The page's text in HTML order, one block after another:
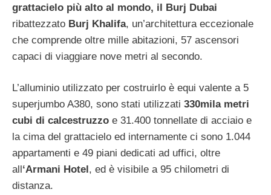
grattacielo più alto al mondo, il Burj Dubai
ribattezzato Burj Khalifa, un’architettura eccezionale
che comprende oltre mille abitazioni, 57 ascensori
capaci di viaggiare nove metri al secondo.
L’alluminio utilizzato per costruirlo è equi valente a 5
superjumbo A380, sono stati utilizzati 330mila metri
cubi di calcestruzzo e 31.400 tonnellate di acciaio e
la cima del grattacielo ed internamente ci sono 1.044
appartamenti e 49 piani dedicati ad uffici, oltre
all ‘Armani Hotel , ed è visibile a 95 chilometri di
distanza.